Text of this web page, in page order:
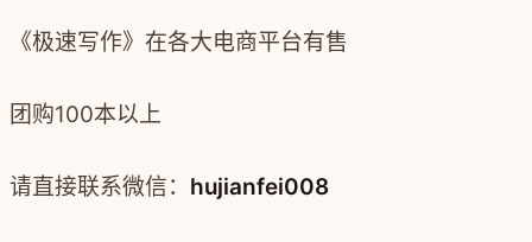
《极速写作》在各大电商平台有售
团购100本以上
请直接联系微信： hujianfei008